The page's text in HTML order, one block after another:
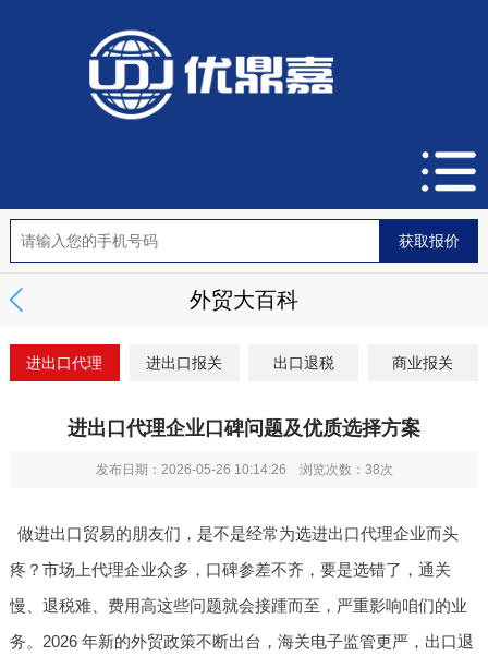
外贸大百科
进出口代理 进出口报关 出口退税 商业报关
进出口代理企业口碑问题及优质选择方案
发布日期：2026-05-26 10:14:26 浏览次数： 38次
做进出口贸易的朋友们，是不是经常为选进出口代理企业而头
疼？市场上代理企业众多，口碑参差不齐，要是选错了，通关
慢、退税难、费用高这些问题就会接踵而至，严重影响咱们的业
务。2026 年新的外贸政策不断出台，海关电子监管更严，出口退